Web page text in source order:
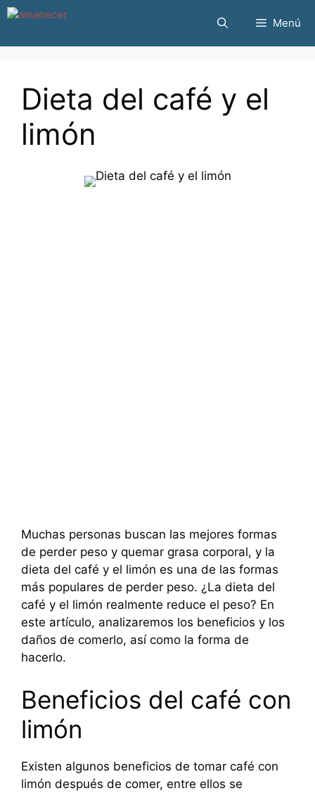
Saltar
contenido
Menú
Dieta del café y el
limón
Muchas personas buscan las mejores formas
de perder peso y quemar grasa corporal, y la
dieta del café y el limón es una de las formas
más populares de perder peso. ¿La dieta del
café y el limón realmente reduce el peso? En
este artículo, analizaremos los beneficios y los
daños de comerlo, así como la forma de
hacerlo.
Beneficios del café con
limón
Existen algunos beneficios de tomar café con
limón después de comer, entre ellos se